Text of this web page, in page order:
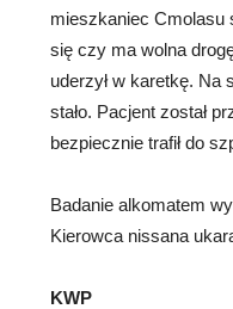
mieszkaniec Cmolasu
się czy ma wolna
uderzył w karetkę. Na
stało. Pacjent został
bezpiecznie trafił do
Badanie alkomatem
Kierowca nissana
KWP